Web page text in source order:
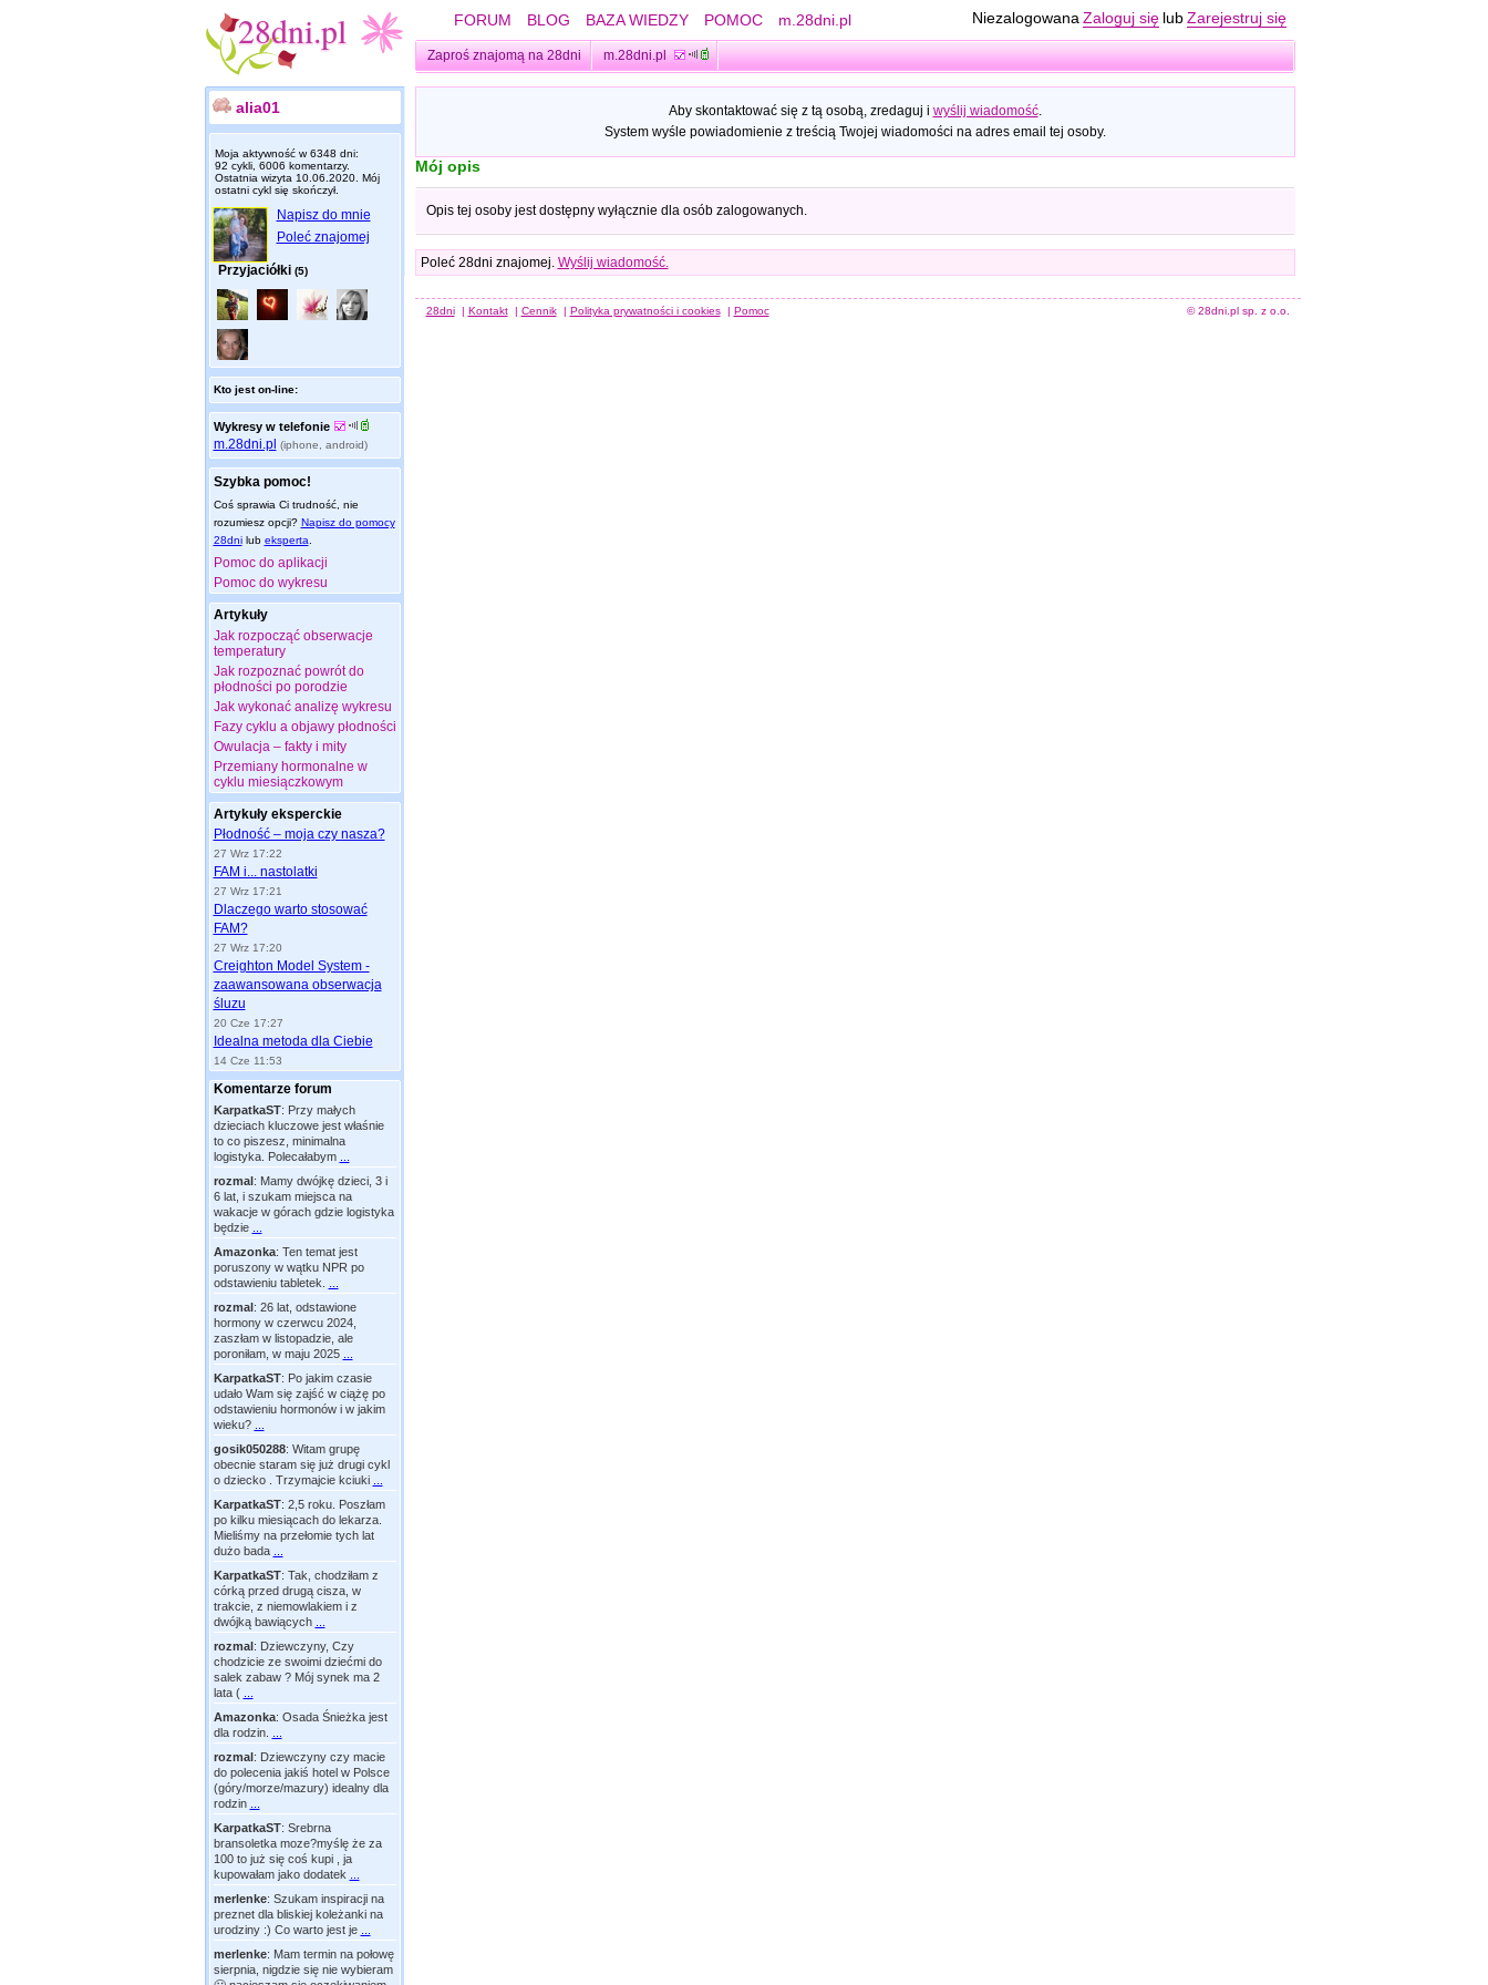
FORUM BLOG BAZA WIEDZY POMOC m.28dni.pl Niezalogowana Zaloguj się lub Zarejestruj się
Zaproś znajomą na 28dni m.28dni.pl
alia01
Moja aktywność w 6348 dni:
92 cykli, 6006 komentarzy.
Ostatnia wizyta 10.06.2020. Mój
ostatni cykl się skończył.
Napisz do mnie
Poleć znajomej
Przyjaciółki (5)
Kto jest on-line:
Wykresy w telefonie
m.28dni.pl (iphone, android)
Szybka pomoc!
Coś sprawia Ci trudność, nie
rozumiesz opcji? Napisz do pomocy
28dnilub eksperta
Pomoc do aplikacji
Pomoc do wykresu
Artykuły
Jak rozpocząć obserwacje
temperatury
Jak rozpoznać powrót do
płodności po porodzie
Jak wykonać analizę wykresu
Fazy cyklu a objawy płodności
Owulacja – fakty i mity
Przemiany hormonalne w
cyklu miesiączkowym
Artykuły eksperckie
Płodność – moja czy nasza?
27 Wrz 17:22
FAM i... nastolatki
27 Wrz 17:21
Dlaczego warto stosować
FAM?
27 Wrz 17:20
Creighton Model System -
zaawansowana obserwacja
śluzu
20 Cze 17:27
Idealna metoda dla Ciebie
14 Cze 11:53
Komentarze forum
KarpatkaST: Przy małych
dzieciach kluczowe jest właśnie
to co piszesz, minimalna
logistyka. Polecałabym
rozmal: Mamy dwójkę dzieci, 3 i
6 lat, i szukam miejsca na
wakacje w górach gdzie logistyka
będzie
Amazonka: Ten temat jest
poruszony w wątku NPR po
odstawieniu tabletek.
rozmal: 26 lat, odstawione
hormony w czerwcu 2024,
zaszłam w listopadzie, ale
poroniłam, w maju 2025
KarpatkaST: Po jakim czasie
udało Wam się zajść w ciążę po
odstawieniu hormonów i w jakim
wieku?
gosik050288: Witam grupę
obecnie staram się już drugi cykl
o dziecko . Trzymajcie kciuki
KarpatkaST: 2,5 roku. Poszłam
po kilku miesiącach do lekarza.
Mieliśmy na przełomie tych lat
dużo bada
KarpatkaST: Tak, chodziłam z
córką przed drugą cisza, w
trakcie, z niemowlakiem i z
dwójką bawiących
rozmal: Dziewczyny, Czy
chodzicie ze swoimi dziećmi do
salek zabaw ? Mój synek ma 2
lata (
Amazonka: Osada Śnieżka jest
dla rodzin.
rozmal: Dziewczyny czy macie
do polecenia jakiś hotel w Polsce
(góry/morze/mazury) idealny dla
rodzin
KarpatkaST: Srebrna
bransoletka moze?myślę że za
100 to już się coś kupi , ja
kupowałam jako dodatek
merlenke: Szukam inspiracji na
preznet dla bliskiej koleżanki na
urodziny :) Co warto jest je
merlenke: Mam termin na połowę
sierpnia, nigdzie się nie wybieram
Aby skontaktować się z tą osobą, zredaguj i wyślij wiadomość.
System wyśle powiadomienie z treścią Twojej wiadomości na adres email tej osoby.
Mój opis
Opis tej osoby jest dostępny wyłącznie dla osób zalogowanych.
Poleć 28dni znajomej. Wyślij wiadomość.
28dni | Kontakt | Cennik | Polityka prywatności i cookies | Pomoc © 28dni.pl sp. z o.o.